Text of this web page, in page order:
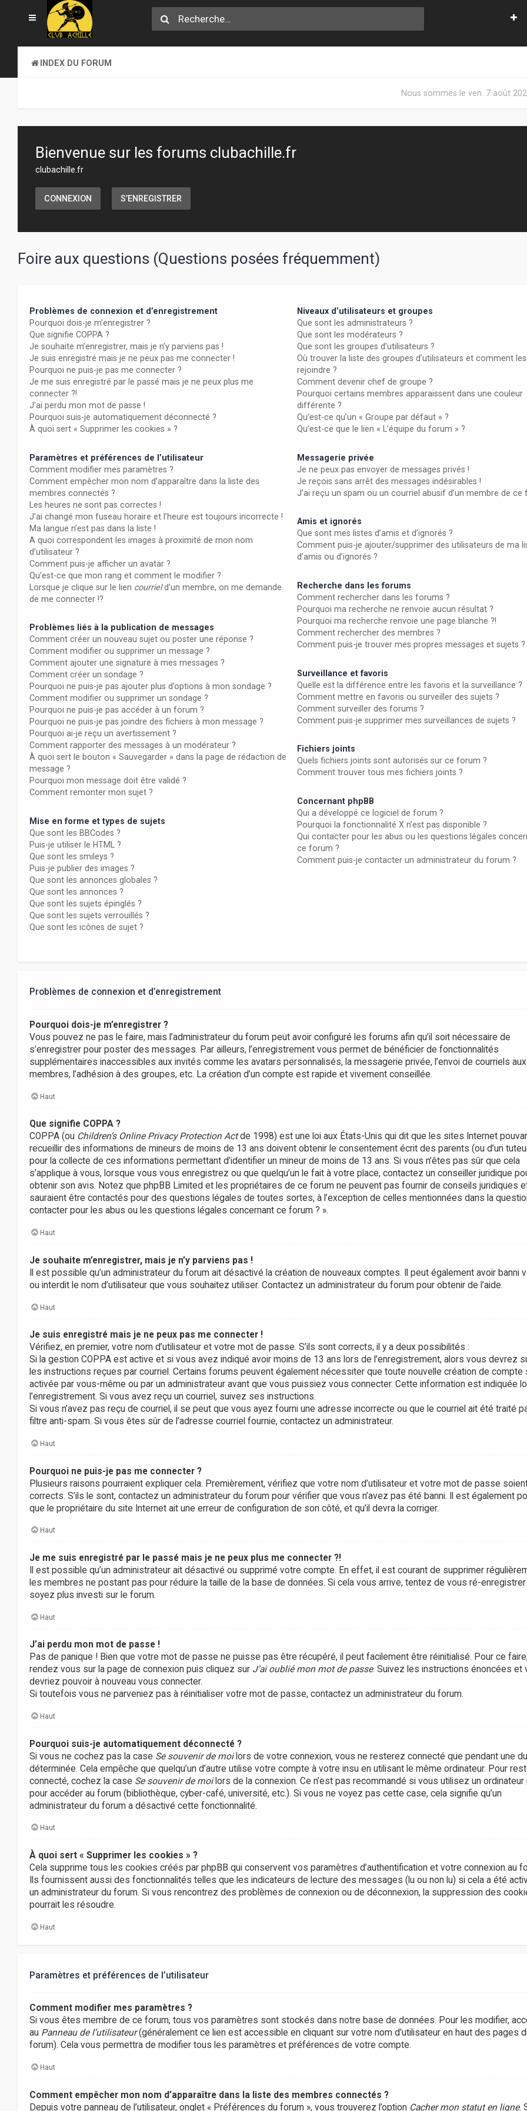
INDEX DU FORUM
Nous sommes le ven. 7 août
Bienvenue sur les forums clubachille.fr
clubachille.fr
CONNEXION S’ENREGISTRER
Foire aux questions (Questions posées fréquemment)
Problèmes de connexion et d’enregistrement
Pourquoi dois-je m’enregistrer ?
Que signifie COPPA ?
Je souhaite m’enregistrer, mais je n’y parviens pas !
Je suis enregistré mais je ne peux pas me connecter !
Pourquoi ne puis-je pas me connecter ?
Je me suis enregistré par le passé mais je ne peux plus me
connecter ?!
J’ai perdu mon mot de passe !
Pourquoi suis-je automatiquement déconnecté ?
À quoi sert « Supprimer les cookies » ?
Paramètres et préférences de l’utilisateur
Comment modifier mes paramètres ?
Comment empêcher mon nom d’apparaître dans la liste des
membres connectés ?
Les heures ne sont pas correctes !
J’ai changé mon fuseau horaire et l’heure est toujours incorrecte !
Ma langue n’est pas dans la liste !
A quoi correspondent les images à proximité de mon nom
d’utilisateur ?
Comment puis-je afficher un avatar ?
Qu’est-ce que mon rang et comment le modifier ?
Lorsque je clique sur le lien courrield’un membre, on me demande
de me connecter !?
Problèmes liés à la publication de messages
Comment créer un nouveau sujet ou poster une réponse ?
Comment modifier ou supprimer un message ?
Comment ajouter une signature à mes messages ?
Comment créer un sondage ?
Pourquoi ne puis-je pas ajouter plus d’options à mon sondage ?
Comment modifier ou supprimer un sondage ?
Pourquoi ne puis-je pas accéder à un forum ?
Pourquoi ne puis-je pas joindre des fichiers à mon message ?
Pourquoi ai-je reçu un avertissement ?
Comment rapporter des messages à un modérateur ?
À quoi sert le bouton « Sauvegarder » dans la page de rédaction de
message ?
Pourquoi mon message doit être validé ?
Comment remonter mon sujet ?
Mise en forme et types de sujets
Que sont les BBCodes ?
Puis-je utiliser le HTML ?
Que sont les smileys ?
Puis-je publier des images ?
Que sont les annonces globales ?
Que sont les annonces ?
Que sont les sujets épinglés ?
Que sont les sujets verrouillés ?
Que sont les icônes de sujet ?
Niveaux d’utilisateurs et groupes
Que sont les administrateurs ?
Que sont les modérateurs ?
Que sont les groupes d’utilisateurs ?
Où trouver la liste des groupes d’utilisateurs et comment les
rejoindre ?
Comment devenir chef de groupe ?
Pourquoi certains membres apparaissent dans une couleur
différente ?
Qu’est-ce qu’un « Groupe par défaut » ?
Qu’est-ce que le lien « L’équipe du forum » ?
Messagerie privée
Je ne peux pas envoyer de messages privés !
Je reçois sans arrêt des messages indésirables !
J’ai reçu un spam ou un courriel abusif d’un membre de ce
Amis et ignorés
Que sont mes listes d’amis et d’ignorés ?
Comment puis-je ajouter/supprimer des utilisateurs de ma
d’amis ou d’ignorés ?
Recherche dans les forums
Comment rechercher dans les forums ?
Pourquoi ma recherche ne renvoie aucun résultat ?
Pourquoi ma recherche renvoie une page blanche ?!
Comment rechercher des membres ?
Comment puis-je trouver mes propres messages et sujets ?
Surveillance et favoris
Quelle est la différence entre les favoris et la surveillance ?
Comment mettre en favoris ou surveiller des sujets ?
Comment surveiller des forums ?
Comment puis-je supprimer mes surveillances de sujets ?
Fichiers joints
Quels fichiers joints sont autorisés sur ce forum ?
Comment trouver tous mes fichiers joints ?
Concernant phpBB
Qui a développé ce logiciel de forum ?
Pourquoi la fonctionnalité X n’est pas disponible ?
Qui contacter pour les abus ou les questions légales
ce forum ?
Comment puis-je contacter un administrateur du forum ?
Problèmes de connexion et d’enregistrement
Pourquoi dois-je m’enregistrer ?
Vous pouvez ne pas le faire, mais l’administrateur du forum peut avoir configuré les forums afin qu’il soit nécessaire de
s’enregistrer pour poster des messages. Par ailleurs, l’enregistrement vous permet de bénéficier de fonctionnalités
supplémentaires inaccessibles aux invités comme les avatars personnalisés, la messagerie privée, l’envoi de courriels
membres, l’adhésion à des groupes, etc. La création d’un compte est rapide et vivement conseillée.
Haut
Que signifie COPPA ?
COPPA (ou Children’s Online Privacy Protection Actde 1998) est une loi aux États-Unis qui dit que les sites Internet
recueillir des informations de mineurs de moins de 13 ans doivent obtenir le consentement écrit des parents (ou d’un
pour la collecte de ces informations permettant d’identifier un mineur de moins de 13 ans. Si vous n’êtes pas sûr que cela
s’applique à vous, lorsque vous vous enregistrez ou que quelqu’un le fait à votre place, contactez un conseiller juridique
obtenir son avis. Notez que phpBB Limited et les propriétaires de ce forum ne peuvent pas fournir de conseils juridiques
sauraient être contactés pour des questions légales de toutes sortes, à l’exception de celles mentionnées dans la
contacter pour les abus ou les questions légales concernant ce forum ? ».
Haut
Je souhaite m’enregistrer, mais je n’y parviens pas !
Il est possible qu’un administrateur du forum ait désactivé la création de nouveaux comptes. Il peut également avoir banni
ou interdit le nom d’utilisateur que vous souhaitez utiliser. Contactez un administrateur du forum pour obtenir de l’aide.
Haut
Je suis enregistré mais je ne peux pas me connecter !
Vérifiez, en premier, votre nom d’utilisateur et votre mot de passe. S’ils sont corrects, il y a deux possibilités :
Si la gestion COPPA est active et si vous avez indiqué avoir moins de 13 ans lors de l’enregistrement, alors vous devrez
les instructions reçues par courriel. Certains forums peuvent également nécessiter que toute nouvelle création de compte
activée par vous-même ou par un administrateur avant que vous puissiez vous connecter. Cette information est indiquée
l’enregistrement. Si vous avez reçu un courriel, suivez ses instructions.
Si vous n’avez pas reçu de courriel, il se peut que vous ayez fourni une adresse incorrecte ou que le courriel ait été traité
filtre anti-spam. Si vous êtes sûr de l’adresse courriel fournie, contactez un administrateur.
Haut
Pourquoi ne puis-je pas me connecter ?
Plusieurs raisons pourraient expliquer cela. Premièrement, vérifiez que votre nom d’utilisateur et votre mot de passe
corrects. S’ils le sont, contactez un administrateur du forum pour vérifier que vous n’avez pas été banni. Il est également
que le propriétaire du site Internet ait une erreur de configuration de son côté, et qu’il devra la corriger.
Haut
Je me suis enregistré par le passé mais je ne peux plus me connecter ?!
Il est possible qu’un administrateur ait désactivé ou supprimé votre compte. En effet, il est courant de supprimer
les membres ne postant pas pour réduire la taille de la base de données. Si cela vous arrive, tentez de vous ré-
soyez plus investi sur le forum.
Haut
J’ai perdu mon mot de passe !
Pas de panique ! Bien que votre mot de passe ne puisse pas être récupéré, il peut facilement être réinitialisé. Pour ce
rendez vous sur la page de connexion puis cliquez sur J’ai oublié mon mot de passe. Suivez les instructions énoncées et
devriez pouvoir à nouveau vous connecter.
Si toutefois vous ne parveniez pas à réinitialiser votre mot de passe, contactez un administrateur du forum.
Haut
Pourquoi suis-je automatiquement déconnecté ?
Si vous ne cochez pas la case Se souvenir de moilors de votre connexion, vous ne resterez connecté que pendant une
déterminée. Cela empêche que quelqu’un d’autre utilise votre compte à votre insu en utilisant le même ordinateur. Pour
connecté, cochez la case Se souvenir de moilors de la connexion. Ce n’est pas recommandé si vous utilisez un ordinateur
pour accéder au forum (bibliothèque, cyber-café, université, etc.). Si vous ne voyez pas cette case, cela signifie qu’un
administrateur du forum a désactivé cette fonctionnalité.
Haut
À quoi sert « Supprimer les cookies » ?
Cela supprime tous les cookies créés par phpBB qui conservent vos paramètres d’authentification et votre connexion au
Ils fournissent aussi des fonctionnalités telles que les indicateurs de lecture des messages (lu ou non lu) si cela a été
un administrateur du forum. Si vous rencontrez des problèmes de connexion ou de déconnexion, la suppression des
pourrait les résoudre.
Haut
Paramètres et préférences de l’utilisateur
Comment modifier mes paramètres ?
Si vous êtes membre de ce forum, tous vos paramètres sont stockés dans notre base de données. Pour les modifier,
au Panneau de l’utilisateur(généralement ce lien est accessible en cliquant sur votre nom d’utilisateur en haut des pages
forum). Cela vous permettra de modifier tous les paramètres et préférences de votre compte.
Haut
Comment empêcher mon nom d’apparaître dans la liste des membres connectés ?
Depuis votre panneau de l’utilisateur, onglet « Préférences du forum », vous trouverez l’option Cacher mon statut en ligne.